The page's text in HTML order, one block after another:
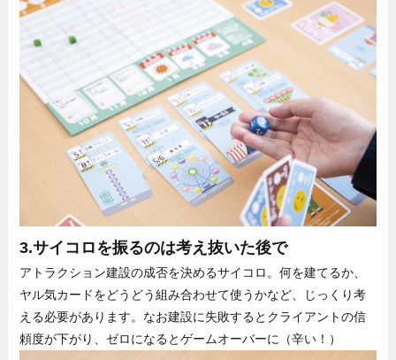
3.サイコロを振るのは考え抜いた後で
アトラクション建設の成否を決めるサイコロ。何を建てるか、
ヤル気カードをどうどう組み合わせて使うかなど、じっくり考
える必要があります。なお建設に失敗するとクライアントの信
頼度が下がり、ゼロになるとゲームオーバーに（辛い！）